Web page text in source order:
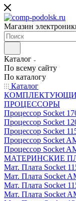
Магазин
Каталог
По всему сайту
По каталогу
Каталог
ПРОЦЕССОРЫ
Процессор Socket
Процессор Socket
Процессор Socket
Процессор Socket
Процессор Socket
МАТЕРИНСКИЕ
Мат. Плата Socket
Мат. Плата Socket
Мат. Плата Socket
Мат. Плата Socket